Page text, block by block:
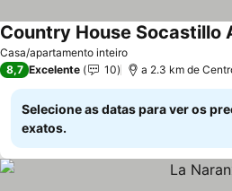
Casa/apartamento inteiro
Ver preços
8,7 Excelente 10 a 2.3 km de
Selecione as datas para ver os
exatos.